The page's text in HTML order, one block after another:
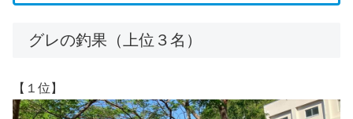
グレの釣果（上位３名）
【１位】